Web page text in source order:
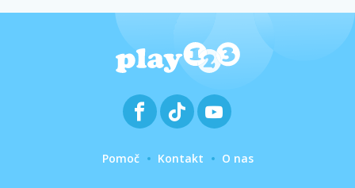
Pomoč Kontakt O nas